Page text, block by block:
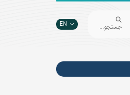
جستجو... EN